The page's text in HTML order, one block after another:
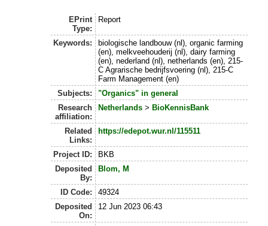
EPrint
Type:
Report
Keywords:
biologische landbouw (nl), organic farming
(en), melkveehouderij (nl), dairy farming
(en), nederland (nl), netherlands (en), 215-
C Agrarische bedrijfsvoering (nl), 215-C
Farm Management (en)
Subjects:
"Organics" in general
Research
affiliation:
Netherlands> BioKennisBank
Related
Links:
https://edepot.wur.nl/115511
Project ID:
BKB
Deposited
By:
Blom, M
ID Code:
49324
Deposited
On:
12 Jun 2023 06:43